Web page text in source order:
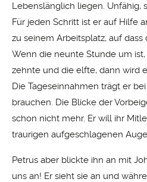
Lebenslänglich liegen. Unfähig,
Für jeden Schritt ist er auf Hilfe
zu seinem Arbeitsplatz, auf
Wenn die neunte Stunde um
zehnte und die elfte, dann wird
Die Tageseinnahmen trägt er
brauchen. Die Blicke der
schon nicht mehr. Er will ihr
traurigen aufgeschlagenen
Petrus aber blickte ihn an mit
uns an! Er sieht sie an und